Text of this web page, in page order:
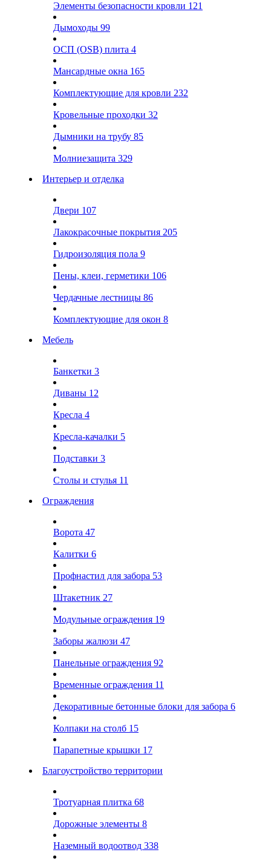
Элементы безопасности кровли 121
Дымоходы 99
ОСП (OSB) плита 4
Мансардные окна 165
Комплектующие для кровли 232
Кровельные проходки 32
Дымники на трубу 85
Молниезащита 329
Интерьер и отделка
Двери 107
Лакокрасочные покрытия 205
Гидроизоляция пола 9
Пены, клеи, герметики 106
Чердачные лестницы 86
Комплектующие для окон 8
Мебель
Банкетки 3
Диваны 12
Кресла 4
Кресла-качалки 5
Подставки 3
Столы и стулья 11
Ограждения
Ворота 47
Калитки 6
Профнастил для забора 53
Штакетник 27
Модульные ограждения 19
Заборы жалюзи 47
Панельные ограждения 92
Временные ограждения 11
Декоративные бетонные блоки для забора 6
Колпаки на столб 15
Парапетные крышки 17
Благоустройство территории
Тротуарная плитка 68
Дорожные элементы 8
Наземный водоотвод 338